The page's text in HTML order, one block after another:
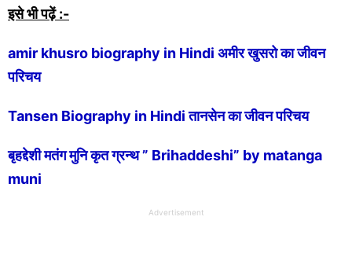
इसे भी पढ़ें :-
amir khusro biography in Hindi अमीर खुसरो का जीवन
परिचय
Tansen Biography in Hindi तानसेन का जीवन परिचय
बृहद्देशी मतंग मुनि कृत ग्रन्थ ” Brihaddeshi” by matanga
muni
Advertisement